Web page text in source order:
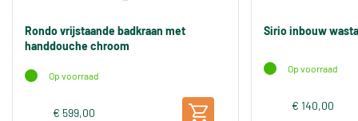
Rondo vrijstaande badkraan met
handdouche chroom
Op voorraad
€ 599,00
Sirio inbouw
Op voorraad
€ 140,00